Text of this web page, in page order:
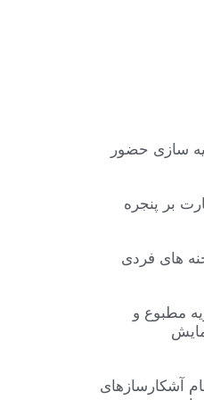
سازی حضور
بر پنجره
های فردی
مطبوع و
آشکارسازهای